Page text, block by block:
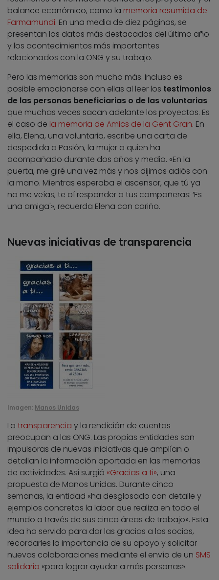
balance económico, como la memoria resumida de
Farmamundi. En una media de diez páginas, se
presentan los datos más destacados del último año
y los acontecimientos más importantes
relacionados con la ONG y su trabajo.
Pero las memorias son mucho más. Incluso es
posible emocionarse con ellas al leer los testimonios
de las personas beneficiarias o de las voluntarias
que muchas veces sacan adelante los proyectos. Es
el caso de la memoria de Amics de la Gent Gran. En
ella, Elena, una voluntaria, escribe una carta de
despedida a Pasión, la mujer a quien ha
acompañado durante dos años y medio. «En la
puerta, me giré una vez más y nos dijimos adiós con
la mano. Mientras esperaba el ascensor, que tú ya
no me veías, te oí responder a tus compañeras: ‘Es
una amiga'», recuerda Elena con cariño.
Nuevas iniciativas de transparencia
Imagen: Manos Unidas
La transparencia y la rendición de cuentas
preocupan a las ONG. Las propias entidades son
impulsoras de nuevas iniciativas que amplían o
detallan la información aportada en las memorias
de actividades. Así surgió «Gracias a ti», una
propuesta de Manos Unidas. Durante cinco
semanas, la entidad «ha desglosado con detalle y
ejemplos concretos la labor que realiza en todo el
mundo a través de sus cinco áreas de trabajo». Esta
idea ha servido para dar las gracias a los socios,
recordarles la importancia de su apoyo y solicitar
nuevas colaboraciones mediante el envío de un SMS
solidario «para lograr ayudar a más personas».